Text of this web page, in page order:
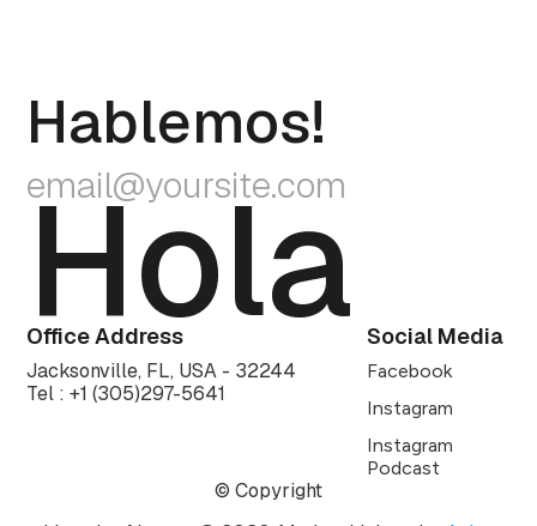
Hablemos!
email@yoursite.com
Hola
Office Address
Jacksonville, FL, USA - 32244
Tel : +1(305)297-5641
Social Media
Facebook
Instagram
Instagram
Podcast
© Copyright